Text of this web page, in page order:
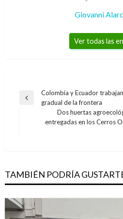
Giovanni
Ver todas las
Navegación
entradas
Entrada
Colombia y Ecuador
gradual de la frontera
Entrada
Dos huertas
entregadas en los Cerros
TAMBIÉN PODRÍA